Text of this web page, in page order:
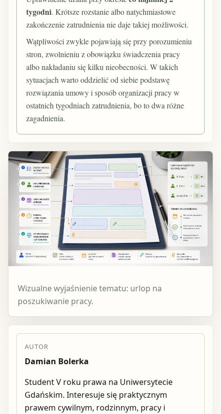
tygodni. Krótsze rozstanie albo natychmiastowe
zakończenie zatrudnienia nie daje takiej możliwości.
Wątpliwości zwykle pojawiają się przy porozumieniu
stron, zwolnieniu z obowiązku świadczenia pracy
albo nakładaniu się kilku nieobecności. W takich
sytuacjach warto oddzielić od siebie podstawę
rozwiązania umowy i sposób organizacji pracy w
ostatnich tygodniach zatrudnienia, bo to dwa różne
zagadnienia.
Wizualne wyjaśnienie tematu: urlop na
poszukiwanie pracy.
AUTOR
Damian Bolerka
Student V roku prawa na Uniwersytecie
Gdańskim. Interesuje się praktycznym
prawem cywilnym, rodzinnym, pracy i